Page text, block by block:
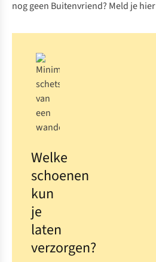
nog geen Buitenvriend? Meld je hier
Welke
schoenen
kun
je
laten
verzorgen?